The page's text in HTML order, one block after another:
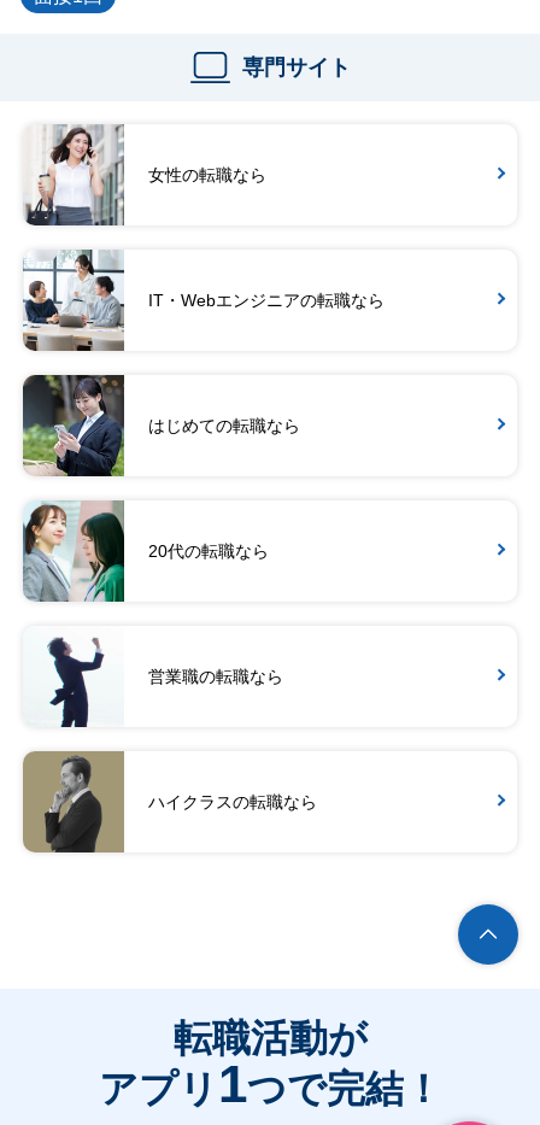
専門サイト
女性の転職なら
IT・Webエンジニアの転職なら
はじめての転職なら
20代の転職なら
営業職の転職なら
ハイクラスの転職なら
転職活動が
アプリ 1つで完結！